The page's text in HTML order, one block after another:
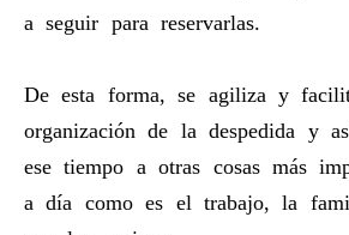
a seguir para reservarlas.
De esta forma, se agiliza y
organización de la despedida y
ese tiempo a otras cosas más
a día como es el trabajo, la